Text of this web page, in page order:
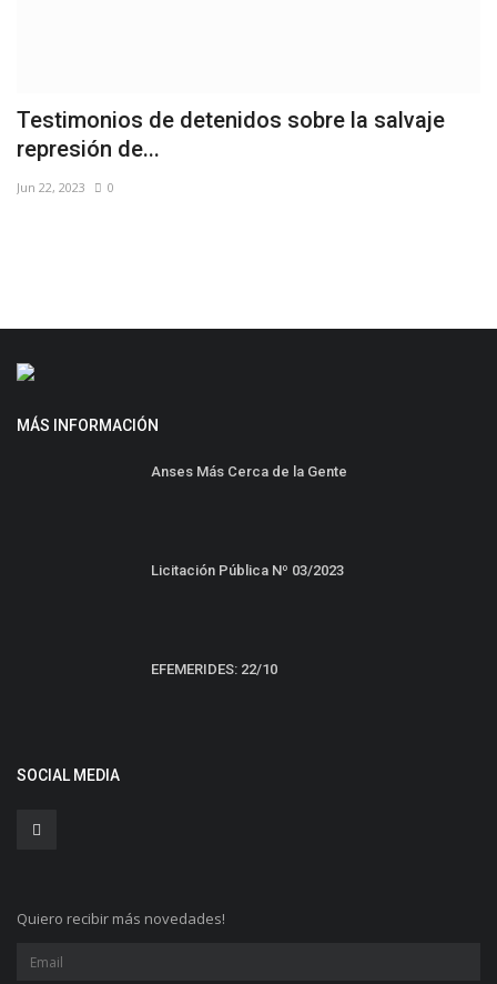
Testimonios de detenidos sobre la salvaje
represión de...
Jun 22, 2023 0
MÁS INFORMACIÓN
Anses Más Cerca de la Gente
Licitación Pública Nº 03/2023
EFEMERIDES: 22/10
SOCIAL MEDIA
Quiero recibir más novedades!